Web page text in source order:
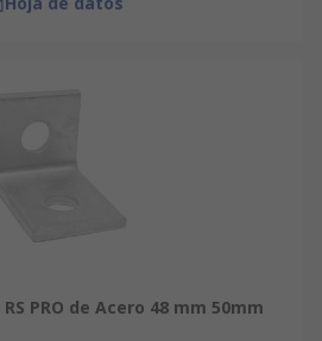
PRO de Acero 48 mm 50mm